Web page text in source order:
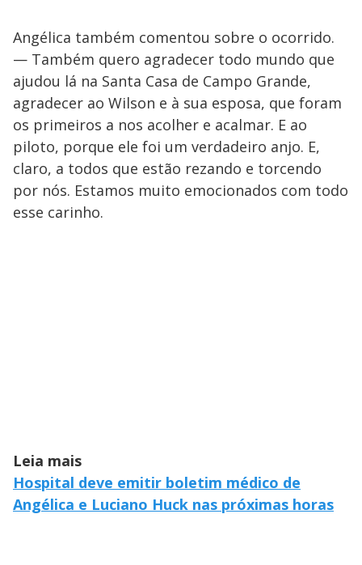
Angélica também comentou sobre o ocorrido.
— Também quero agradecer todo mundo que
ajudou lá na Santa Casa de Campo Grande,
agradecer ao Wilson e à sua esposa, que foram
os primeiros a nos acolher e acalmar. E ao
piloto, porque ele foi um verdadeiro anjo. E,
claro, a todos que estão rezando e torcendo
por nós. Estamos muito emocionados com todo
esse carinho.
Leia mais
Hospital deve emitir boletim médico de
Angélica e Luciano Huck nas próximas horas